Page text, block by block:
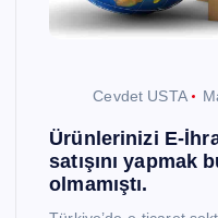
Cevdet USTA
Ürünlerinizi E-
satışını yapmak
olmamıştı.